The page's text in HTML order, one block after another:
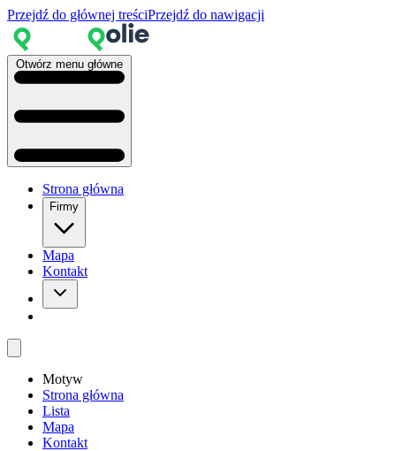
Przejdź do głównej treściPrzejdź do nawigacji
Otwórz menu główne
Strona główna
Firmy
Mapa
Kontakt
Motyw
Strona główna
Lista
Mapa
Kontakt